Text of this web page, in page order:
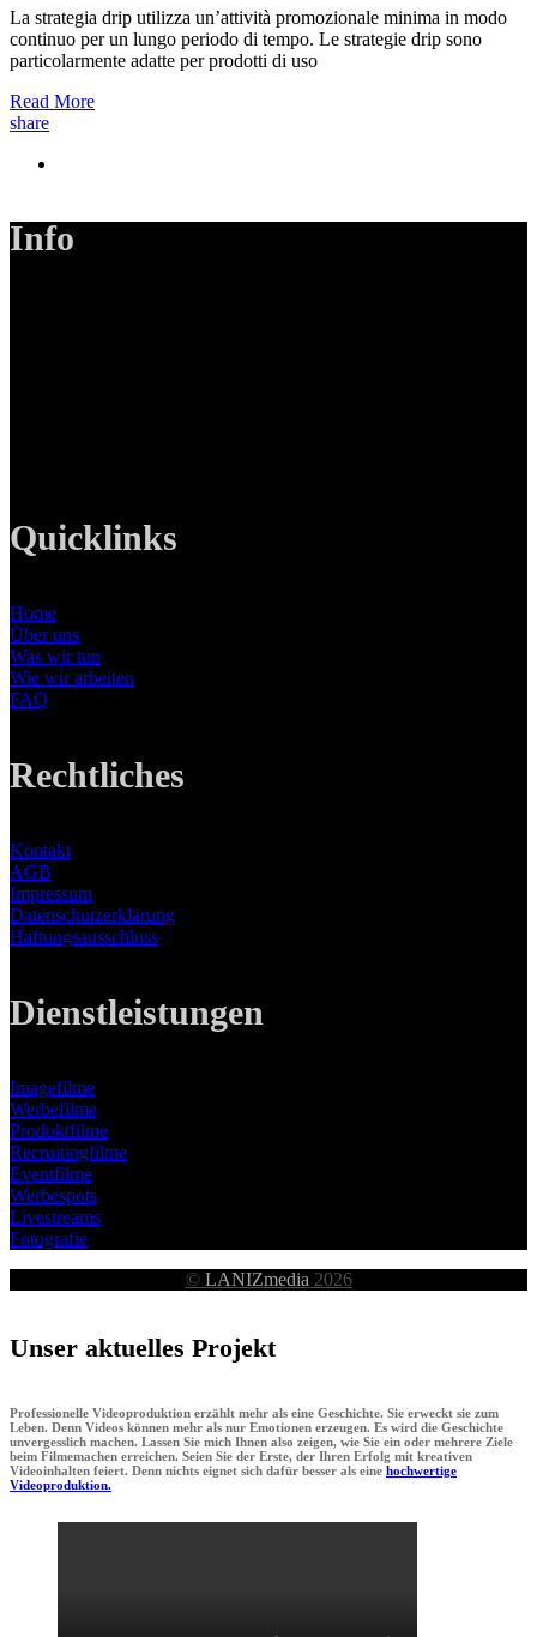
La strategia drip utilizza un’attività promozionale minima in modo
continuo per un lungo periodo di tempo. Le strategie drip sono
particolarmente adatte per prodotti di uso
Read More
share
Info
Quicklinks
Home
Über uns
Was wir tun
Wie wir arbeiten
FAQ
Rechtliches
Kontakt
AGB
Impressum
Datenschutzerklärung
Haftungsausschluss
Dienstleistungen
Imagefilme
Werbefilme
Produktfilme
Recruitingfilme
Eventfilme
Werbespots
Livestreams
Fotografie
© LANIZmedia 2026
Unser aktuelles Projekt
Professionelle Videoproduktion erzählt mehr als eine Geschichte. Sie erweckt sie zum
Leben. Denn Videos können mehr als nur Emotionen erzeugen. Es wird die Geschichte
unvergesslich machen. Lassen Sie mich Ihnen also zeigen, wie Sie ein oder mehrere Ziele
beim Filmemachen erreichen. Seien Sie der Erste, der Ihren Erfolg mit kreativen
Videoinhalten feiert. Denn nichts eignet sich dafür besser als eine hochwertige
Videoproduktion.